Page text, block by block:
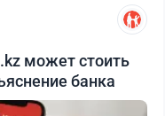
может стоить
банка